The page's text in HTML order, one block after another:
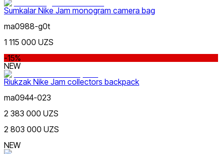
Sumkalar Nike Jam monogram camera bag
ma0988-g0t
1 115 000 UZS
-15%
NEW
Riukzak Nike Jam collectors backpack
ma0944-023
2 383 000 UZS
2 803 000 UZS
NEW